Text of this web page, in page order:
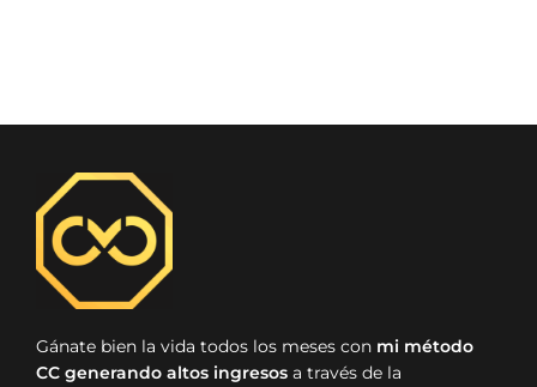
Gánate bien la vida todos los meses con mi método
CC generando altos ingresos a través de la